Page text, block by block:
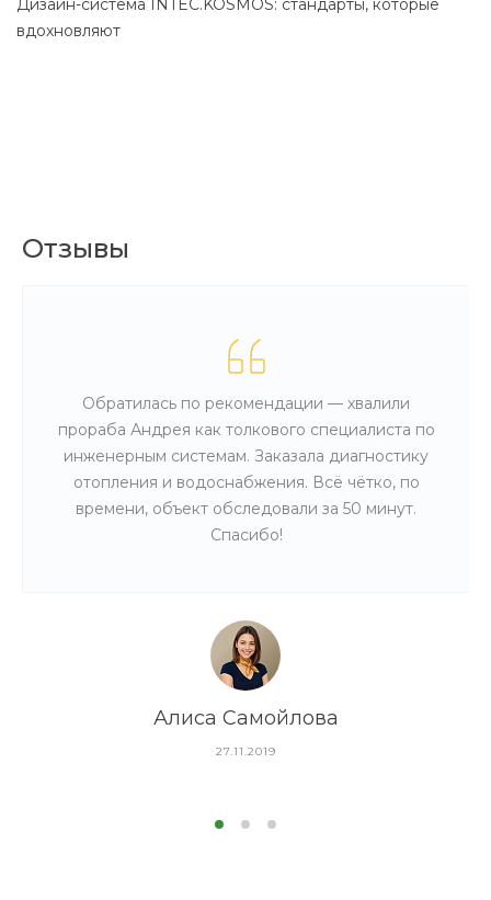
Дизайн-система INTEC.KOSMOS: стандарты, которые
вдохновляют
Отзывы
Обратилась по рекомендации — хвалили
прораба Андрея как толкового специалиста по
инженерным системам. Заказала диагностику
отопления и водоснабжения. Всё чётко, по
времени, объект обследовали за 50 минут.
Спасибо!
Алиса Самойлова
27.11.2019